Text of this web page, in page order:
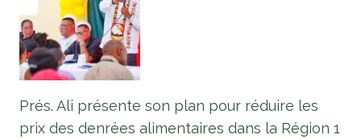
Prés. Ali présente son plan pour réduire les
prix des denrées alimentaires dans la Région 1